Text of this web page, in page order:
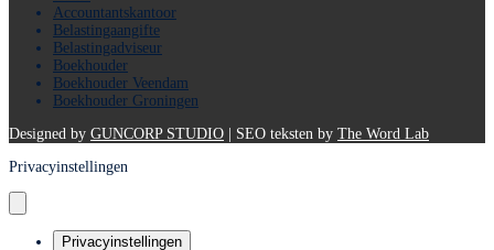
Accountantskantoor
Belastingaangifte
Belastingadviseur
Boekhouder
Boekhouder Veendam
Boekhouder Groningen
Designed by GUNCORP STUDIO | SEO teksten by The Word Lab
Privacyinstellingen
Privacyinstellingen